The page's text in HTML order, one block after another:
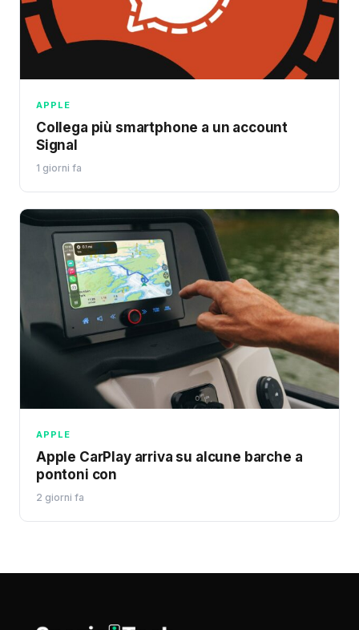
APPLE
Collega più smartphone a un account
Signal
1 giorni fa
APPLE
Apple CarPlay arriva su alcune barche a
pontoni con
2 giorni fa